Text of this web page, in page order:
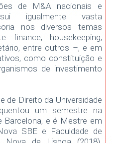
de M&A nacionais e
igualmente vasta
nos diversos temas
finance, housekeeping,
entre outros –, e em
como constituição e
de investimento
de Direito da Universidade
um semestre na
Barcelona, e é Mestre em
SBE e Faculdade de